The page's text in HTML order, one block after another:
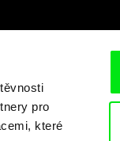
pro
které